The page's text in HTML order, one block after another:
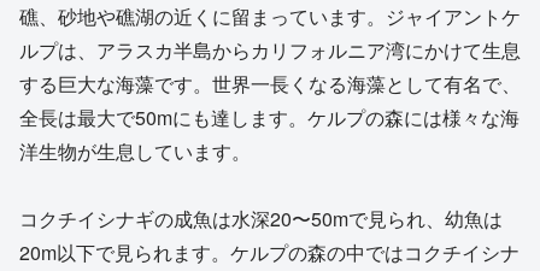
礁、砂地や礁湖の近くに留まっています。ジャイアントケ
ルプは、アラスカ半島からカリフォルニア湾にかけて生息
する巨大な海藻です。世界一長くなる海藻として有名で、
全長は最大で50mにも達します。ケルプの森には様々な海
洋生物が生息しています。
コクチイシナギの成魚は水深20〜50mで見られ、幼魚は
20m以下で見られます。ケルプの森の中ではコクチイシナ